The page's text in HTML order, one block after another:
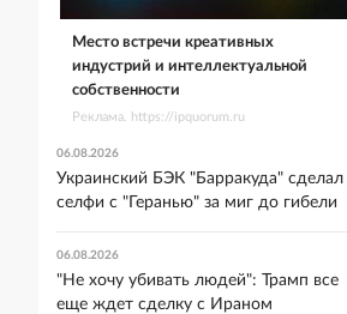
Место встречи креативных
индустрий и интеллектуальной
собственности
Реклама. https://ipquorum.ru
06.08.2026
Украинский БЭК "Барракуда" сделал
селфи с "Геранью" за миг до гибели
06.08.2026
"Не хочу убивать людей": Трамп все
еще ждет сделку с Ираном